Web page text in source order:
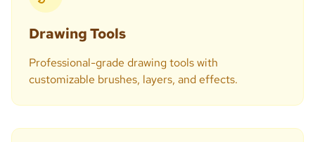
Drawing Tools
Professional-grade drawing tools with
customizable brushes, layers, and effects.